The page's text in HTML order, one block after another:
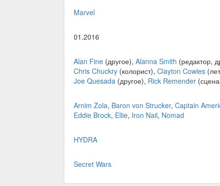
Marvel
01.2016
Alan Fine (другое), Alanna Smith (редактор,
Chris Chuckry (колорист), Clayton Cowles
Joe Quesada (другое), Rick Remender
Arnim Zola, Baron von Strucker, Captain
Eddie Brock, Ellie, Iron Nail, Nomad
HYDRA
Secret Wars